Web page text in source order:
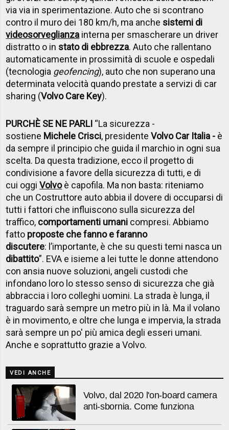
via via in sperimentazione. Auto che si scontrano
contro il muro dei 180 km/h, ma anche sistemi di
videosorveglianza interna per smascherare un driver
distratto o in stato di ebbrezza. Auto che rallentano
automaticamente in prossimità di scuole e ospedali
(tecnologia geofencing), auto che non superano una
determinata velocità quando prestate a servizi di car
sharing (Volvo Care Key).
PURCHÈ SE NE PARLI “La sicurezza -
sostiene Michele Crisci, presidenteVolvo Car Italia - è
da sempre il principio che guida il marchio in ogni sua
scelta. Da questa tradizione, ecco il progetto di
condivisione a favore della sicurezza di tutti, e di
cui oggiVolvoè capofila. Ma non basta: riteniamo
che un Costruttore auto abbia il dovere di occuparsi di
tutti i fattori che influiscono sulla sicurezza del
traffico, comportamenti umani compresi. Abbiamo
fatto proposte che fanno e faranno
discutere: l’importante, è che su questi temi nasca un
dibattito”. EVA e isieme a lei tutte le donne attendono
con ansia nuove soluzioni, angeli custodi che
infondano loro lo stesso senso di sicurezza che già
abbraccia i loro colleghi uomini. La strada è lunga, il
traguardo sarà sempre un metro più in là. Ma il volano
è in movimento, e oltre che lunga e impervia, la strada
sarà sempre un po' più amica degli esseri umani.
Anche e soprattutto grazie a Volvo.
VEDI ANCHE
Volvo, dal 2020 l'on-board camera
anti-sbornia. Come funziona